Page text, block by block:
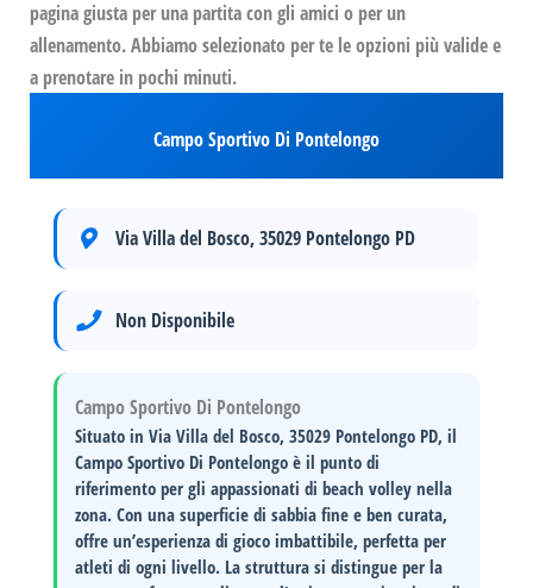
pagina giusta per una partita con gli amici o per un
allenamento. Abbiamo selezionato per te le opzioni più valide e
a prenotare in pochi minuti.
Campo Sportivo Di Pontelongo
Via Villa del Bosco, 35029 Pontelongo PD
Non Disponibile
Campo Sportivo Di Pontelongo
Situato inVia Villa del Bosco, 35029 Pontelongo PD, il
Campo Sportivo Di Pontelongo è il punto di
riferimento per gli appassionati di beach volley nella
zona. Con una superficie di sabbia fine e ben curata,
offre un’esperienza di gioco imbattibile, perfetta per
atleti di ogni livello. La struttura si distingue per la